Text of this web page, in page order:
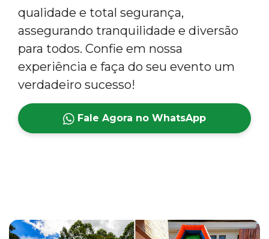
qualidade e total segurança,
assegurando tranquilidade e diversão
para todos. Confie em nossa
experiência e faça do seu evento um
verdadeiro sucesso!
Fale Agora no WhatsApp